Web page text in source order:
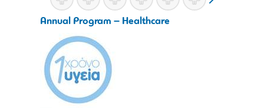
Annual Program – Healthcare